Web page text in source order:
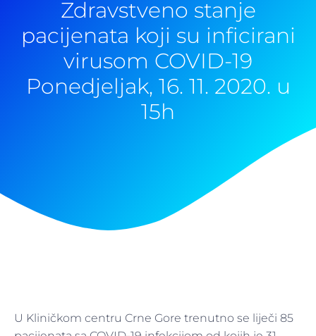
Zdravstveno stanje
pacijenata koji su inficirani
virusom COVID-19
Ponedjeljak, 16. 11. 2020. u
15h
U Kliničkom centru Crne Gore trenutno se liječi 85